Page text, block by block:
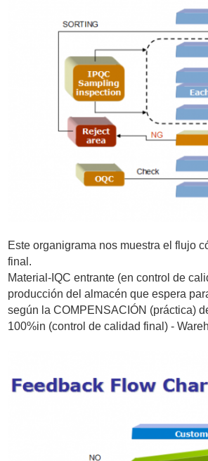
Este organigrama nos muestra el flujo
final.
Material-IQC entrante (en control de
producción del almacén que espera
según la COMPENSACIÓN (práctica)
100%in (control de calidad final) -